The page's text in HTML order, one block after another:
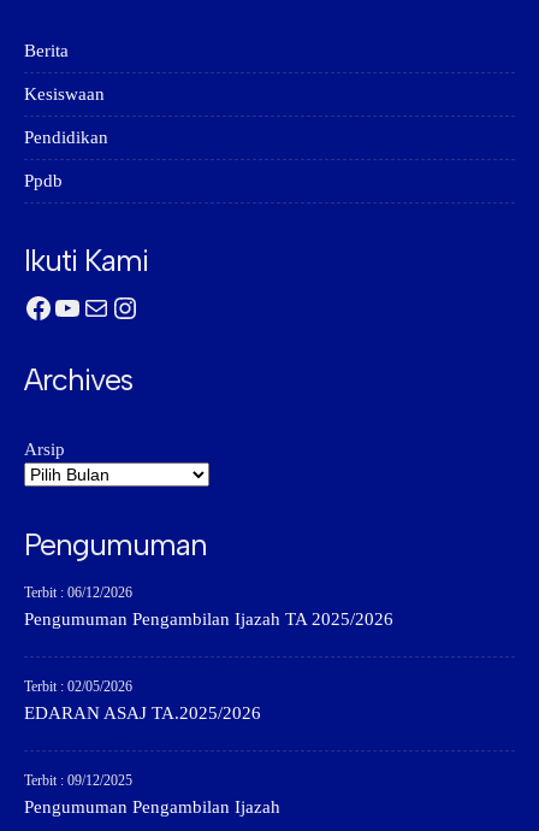
Berita
Kesiswaan
Pendidikan
Ppdb
Ikuti Kami
Facebook
YouTube
MailInstagram
Archives
Arsip
Pengumuman
Terbit : 06/12/2026
Pengumuman Pengambilan Ijazah TA 2025/2026
Terbit : 02/05/2026
EDARAN ASAJ TA.2025/2026
Terbit : 09/12/2025
Pengumuman Pengambilan Ijazah